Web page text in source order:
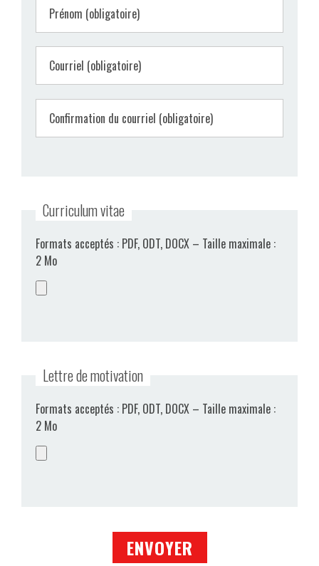
Prénom (obligatoire)
Courriel (obligatoire)
Confirmation du courriel (obligatoire)
Curriculum vitae
Formats acceptés : PDF, ODT, DOCX – Taille maximale :
2 Mo
Lettre de motivation
Formats acceptés : PDF, ODT, DOCX – Taille maximale :
2 Mo